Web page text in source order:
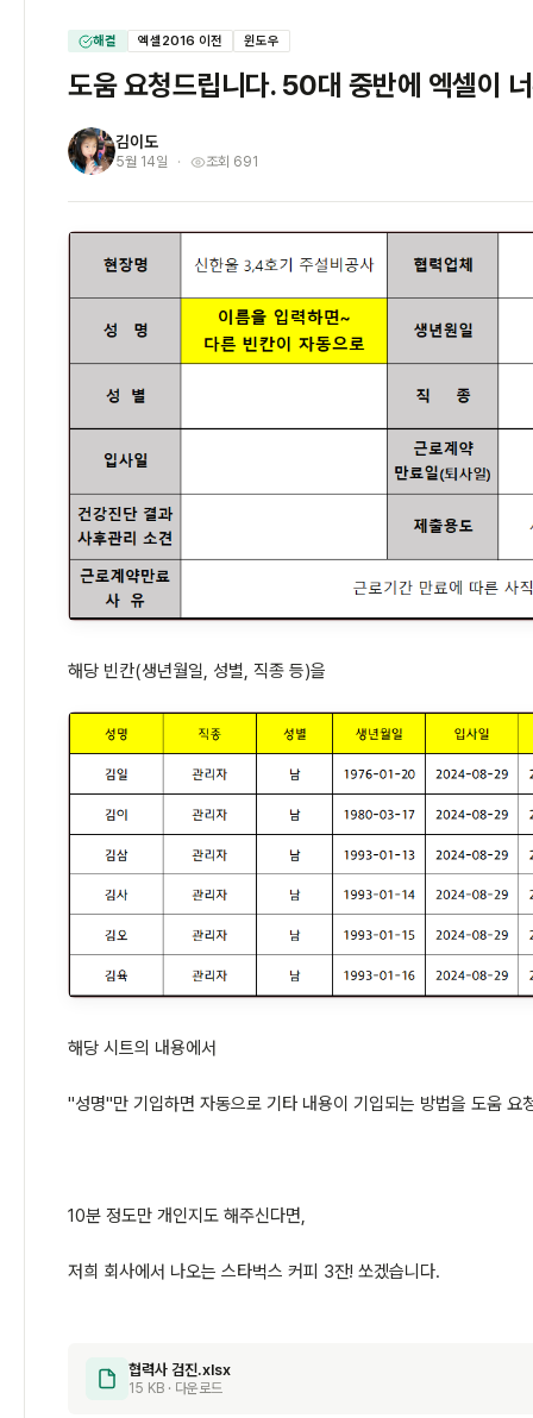
해결 엑셀2016 이전 윈도우
도움 요청드립니다. 50대 중반에 엑셀이
김 김이도
5월 14일 조회 691
해당 빈칸(생년월일, 성별, 직종 등)을
해당 시트의 내용에서
"성명"만 기입하면 자동으로 기타 내용이 기입되는 방법을 도움 요
10분 정도만 개인지도 해주신다면,
저희 회사에서 나오는 스타벅스 커피 3잔! 쏘겠습니다.
협력사 검진.xlsx
15 KB · 다운로드